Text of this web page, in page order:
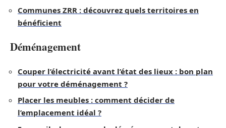
Communes ZRR : découvrez quels territoires en
bénéficient
Déménagement
Couper l’électricité avant l’état des lieux : bon plan
pour votre déménagement ?
Placer les meubles : comment décider de
l’emplacement idéal ?